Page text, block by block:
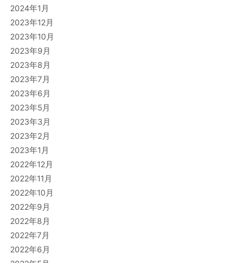
2024年1月
2023年12月
2023年10月
2023年9月
2023年8月
2023年7月
2023年6月
2023年5月
2023年3月
2023年2月
2023年1月
2022年12月
2022年11月
2022年10月
2022年9月
2022年8月
2022年7月
2022年6月